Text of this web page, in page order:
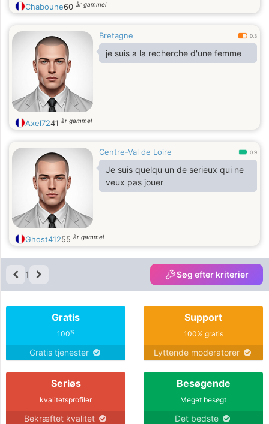
Chaboune60 år gammel
Bretagne 0.3
je suis a la recherche d'une femme
Axel7241 år gammel
Centre-Val de Loire 0.9
Je suis quelqu un de serieux qui ne
veux pas jouer
Ghost41255 år gammel
1 Søg efter kriterier
Gratis
100%
Gratis tjenester
Support
100% gratis
Lyttende moderatorer
Seriøs
kvalitetsprofiler
Bekræftet kvalitet
Besøgende
Meget besøgt
Det bedste